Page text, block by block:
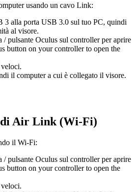
usando un cavo Link:
3 alla porta USB 3.0 sul tuo PC, quindi
al visore.
/pulsante Oculus sul controller per aprire
button on your controller to open the
.
il computer a cui è collegato il visore.
Air Link (Wi-Fi)
il Wi-Fi:
/pulsante Oculus sul controller per aprire
button on your controller to open the
.